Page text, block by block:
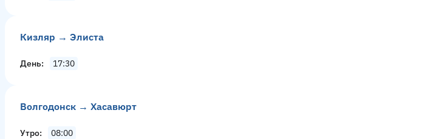
Кизляр → Элиста
День 17:30
Волгодонск → Хасавюрт
Утро 08:00